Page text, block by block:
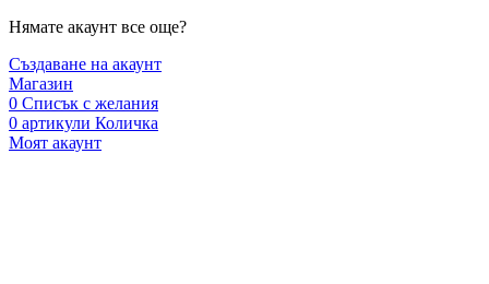
Нямате акаунт все още?
Създаване на акаунт
Магазин
0 Списък с желания
0 артикули Количка
Моят акаунт